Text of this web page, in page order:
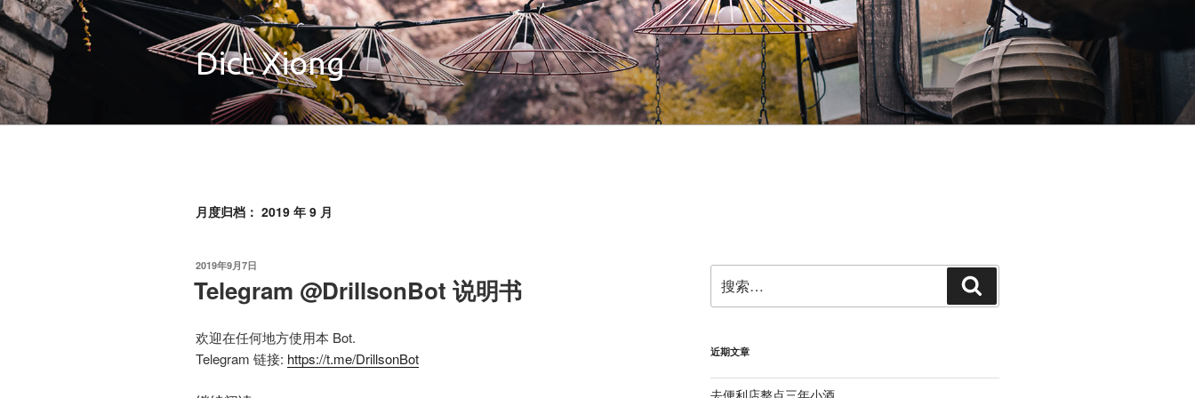
跳
至
内
容
Dict Xiong
月度归档： 2019 年 9 月
发
2019年9月7日
Telegram @DrillsonBot 说明书
欢迎在任何地方使用本 Bot.
Telegram 链接: https://t.me/DrillsonBot
索：
索
近期文章
去便利店整点三年小酒